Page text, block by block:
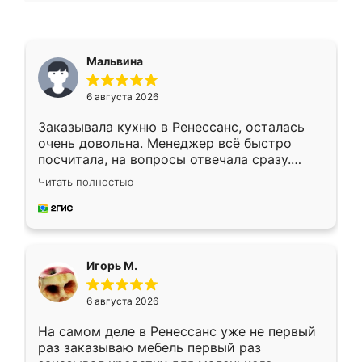
Мальвина
6 августа 2026
Заказывала кухню в Ренессанс, осталась
очень довольна. Менеджер всё быстро
посчитала, на вопросы отвечала сразу.
Замерщик приехал в субботу, подошёл к
делу со всей ответственностью. Собрали
за день, ребята работали аккуратно, даже
Читать полностью
Игорь М.
6 августа 2026
На самом деле в Ренессанс уже не первый
раз заказываю мебель первый раз